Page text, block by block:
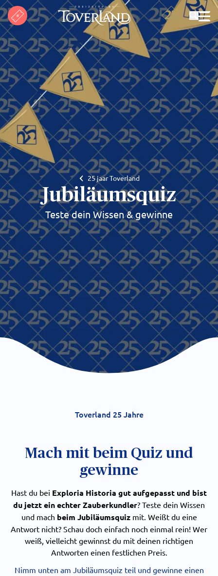
Suchen
25 jaar Toverland
Jubiläumsquiz
Teste dein Wissen & gewinne
Toverland 25 Jahre
Mach mit beim Quiz und
gewinne
Hast du bei Exploria Historia gut aufgepasst und bist
du jetzt ein echter Zauberkundler? Teste dein Wissen
und mach beim Jubiläumsquizmit. Weißt du eine
Antwort nicht? Schau doch einfach noch einmal rein! Wer
weiß, vielleicht gewinnst du mit deinen richtigen
Antworten einen festlichen Preis.
Nimm unten am Jubiläumsquiz teil und gewinne einen